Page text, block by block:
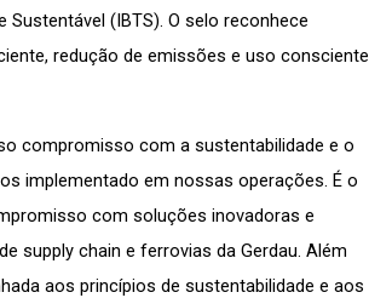
(IBTS). O selo reconhece
redução de emissões e uso consciente
compromisso com a sustentabilidade e o
implementado em nossas operações. É o
com soluções inovadoras e
supply chain e ferrovias da Gerdau. Além
aos princípios de sustentabilidade e aos